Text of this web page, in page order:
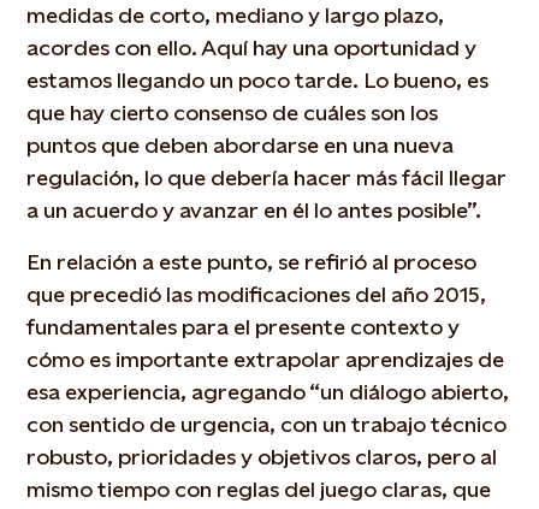
medidas de corto, mediano y largo plazo,
acordes con ello. Aquí hay una oportunidad y
estamos llegando un poco tarde. Lo bueno, es
que hay cierto consenso de cuáles son los
puntos que deben abordarse en una nueva
regulación, lo que debería hacer más fácil llegar
a un acuerdo y avanzar en él lo antes posible”.
En relación a este punto, se refirió al proceso
que precedió las modificaciones del año 2015,
fundamentales para el presente contexto y
cómo es importante extrapolar aprendizajes de
esa experiencia, agregando “un diálogo abierto,
con sentido de urgencia, con un trabajo técnico
robusto, prioridades y objetivos claros, pero al
mismo tiempo con reglas del juego claras, que